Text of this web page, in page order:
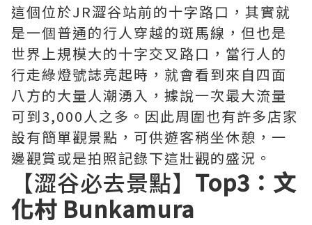
這個位於JR澀谷站前的十字路口，其實就
是一個普通的行人穿越的斑馬線，但也是
世界上規模大的十字交叉路口，當行人的
行走綠燈號誌亮起時，就會看到來自四面
八方的大量人潮湧入，據說一次最大流量
可到3,000人之多。因此周圍也有許多店家
設有簡單觀景點，可供遊客稍坐休憩，一
邊觀賞或是拍照記錄下這壯觀的盛況。
【澀谷必去景點】 Top3：文
化村 Bunkamura